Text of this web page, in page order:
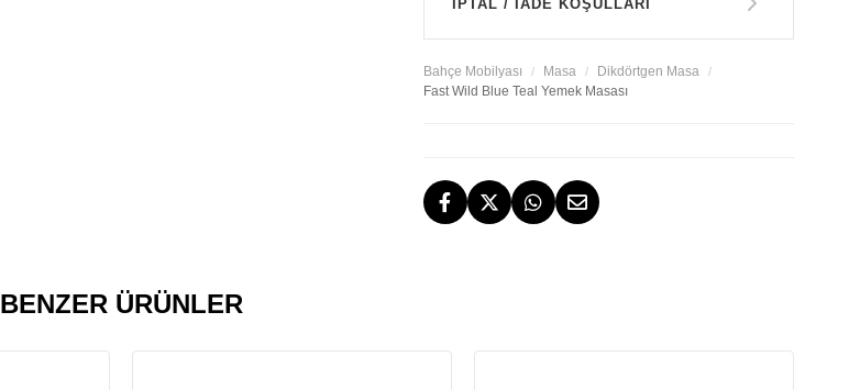
TESLİMAT
İstanbul, İzmir ve Bodrum (Muğla)
İPTAL / İADE KOŞULLARI
ÜCRETSİZ İADE HAKKI
Bahçe Mobilyası Masa
Dikdörtgen Masa
Fast Wild Blue Teal Yemek Masası
BENZER ÜRÜNLER